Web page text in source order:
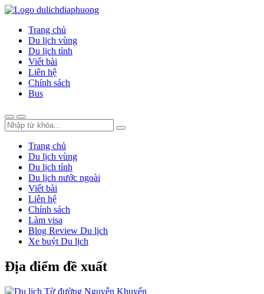
Trang chủ
Du lịch vùng
Du lịch tỉnh
Viết bài
Liên hệ
Chính sách
Bus
Trang chủ
Du lịch vùng
Du lịch tỉnh
Du lịch nước ngoài
Viết bài
Liên hệ
Chính sách
Làm visa
Blog Review Du lịch
Xe buýt Du lịch
Địa điểm đề xuất